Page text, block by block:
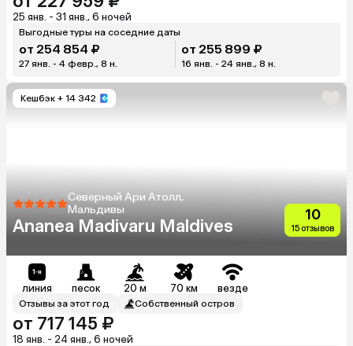
25 янв. - 31 янв., 6 ночей
Выгодные туры на соседние даты
от 254 854 ₽
27 янв. - 4 февр., 8 н.
от 255 899 ₽
16 янв. - 24 янв., 8 н.
Кешбэк + 14 342
Северный Ари Атолл,
Мальдивы
Ananea Madivaru Maldives
10
15 отзывов
линия песок 20 м 70 км везде
Отзывы за этот год Собственный остров
от 717 145 ₽
18 янв. - 24 янв., 6 ночей